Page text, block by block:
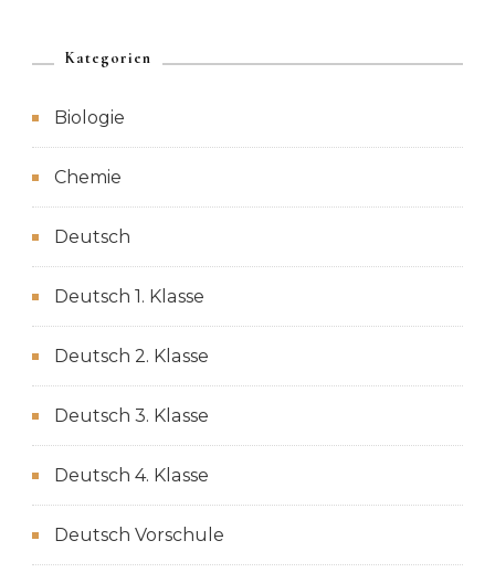
Kategorien
Biologie
Chemie
Deutsch
Deutsch 1. Klasse
Deutsch 2. Klasse
Deutsch 3. Klasse
Deutsch 4. Klasse
Deutsch Vorschule